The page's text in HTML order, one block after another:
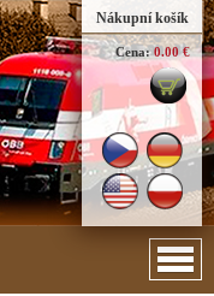
Nákupní košík
Cena: 0.00 €